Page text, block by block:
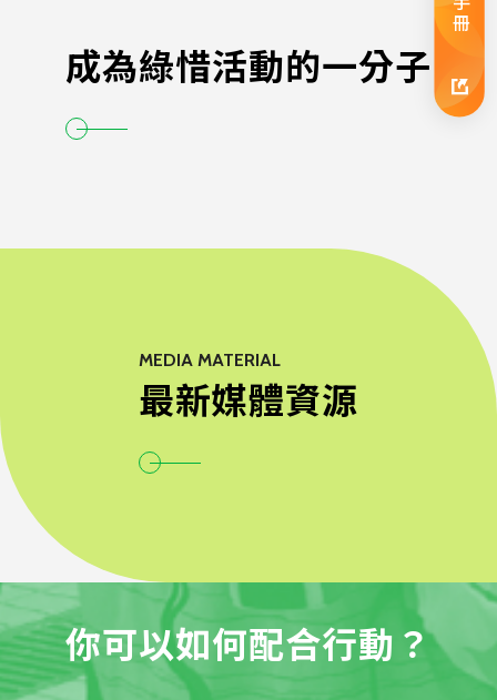
成為綠惜活動的一分子
MEDIA MATERIAL
最新媒體資源
你可以如何配合行動？